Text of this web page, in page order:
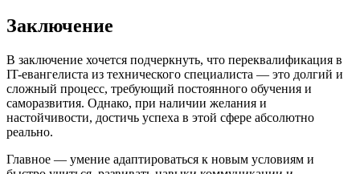
Заключение
В заключение хочется подчеркнуть, что переквалификация в
IT-евангелиста из технического специалиста — это долгий и
сложный процесс, требующий постоянного обучения и
саморазвития. Однако, при наличии желания и
настойчивости, достичь успеха в этой сфере абсолютно
реально.
Главное — умение адаптироваться к новым условиям и